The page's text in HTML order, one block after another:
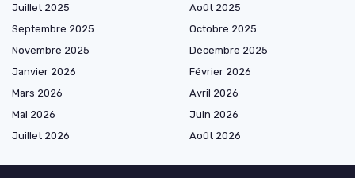
Juillet 2025
Août 2025
Septembre 2025
Octobre 2025
Novembre 2025
Décembre 2025
Janvier 2026
Février 2026
Mars 2026
Avril 2026
Mai 2026
Juin 2026
Juillet 2026
Août 2026